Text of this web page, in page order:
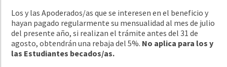
Los y las Apoderados/as que se interesen en el beneficio y
hayan pagado regularmente su mensualidad al mes de julio
del presente año, si realizan el trámite antes del 31 de
agosto, obtendrán una rebaja del 5%. No aplica para los y
las Estudiantes becados/as.